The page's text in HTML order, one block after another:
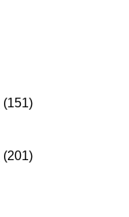
(151)
(201)